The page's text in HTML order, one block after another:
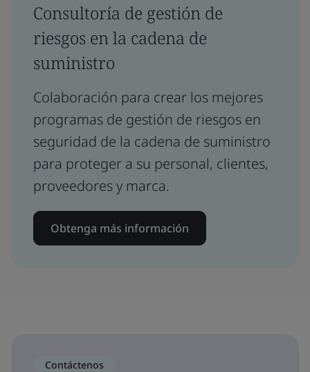
Consultoría de gestión de
riesgos en la cadena de
suministro
Colaboración para crear los mejores
programas de gestión de riesgos en
seguridad de la cadena de suministro
para proteger a su personal, clientes,
proveedores y marca.
Obtenga más información
Contáctenos